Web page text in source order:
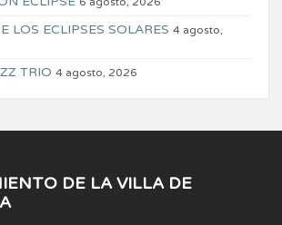
LOS ECLIPSES SOLARES 4 agosto,
TRIO 4 agosto, 2026
DE LA VILLA DE